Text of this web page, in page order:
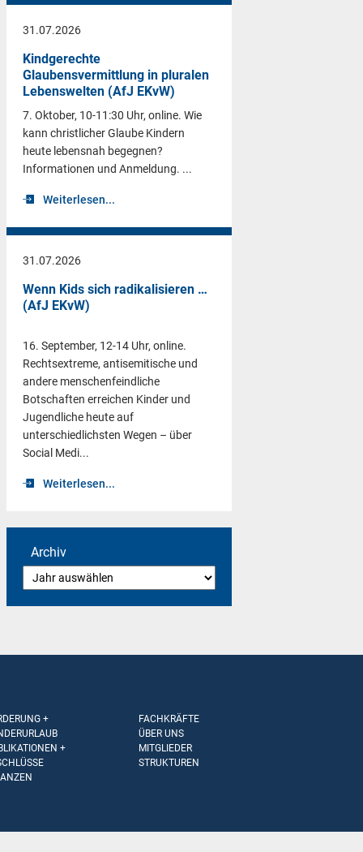
31.07.2026
Kindgerechte
Glaubensvermittlung in pluralen
Lebenswelten (AfJ EKvW)
7. Oktober, 10-11:30 Uhr, online. Wie
kann christlicher Glaube Kindern
heute lebensnah begegnen?
Informationen und Anmeldung. ...
Weiterlesen...
31.07.2026
Wenn Kids sich radikalisieren …
(AfJ EKvW)
16. September, 12-14 Uhr, online.
Rechtsextreme, antisemitische und
andere menschenfeindliche
Botschaften erreichen Kinder und
Jugendliche heute auf
unterschiedlichsten Wegen – über
Social Medi...
Weiterlesen...
Archiv
+
+
FACHKRÄFTE
ÜBER UNS
MITGLIEDER
STRUKTUREN